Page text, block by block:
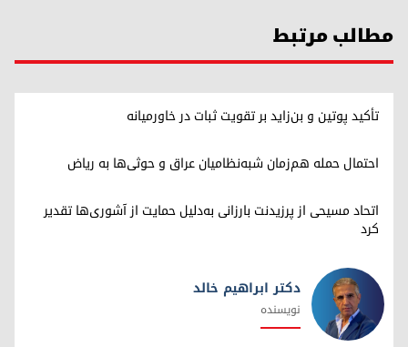
مطالب مرتبط
تأکید پوتین و بن‌زاید بر تقویت ثبات در خاورمیانه
احتمال حمله هم‌زمان شبه‌نظامیان عراق و حوثی‌ها به ریاض
اتحاد مسیحی از پرزیدنت بارزانی به‌دلیل حمایت از آشوری‌ها تقدیر
کرد
دکتر ابراهیم خالد
نویسنده